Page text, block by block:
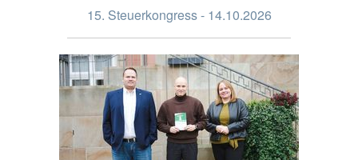
15. Steuerkongress - 14.10.2026